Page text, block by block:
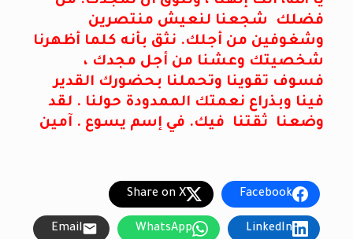
فضلك شجعنا لنعيش منتصرين
وشغوفين من أجلك. نثق بأنه كلما أظهرنا
شخصيتك وعشنا من أجل مجدك ،
فسوف تقوينا وتحملنا بحضورك القدير
فينا وبذراع نعمتك الممدودة حولنا . لقد
وضعنا ثقتنا فيك. في إسم يسوع . آمين
Facebook
Share on X
LinkedIn
WhatsApp
Email